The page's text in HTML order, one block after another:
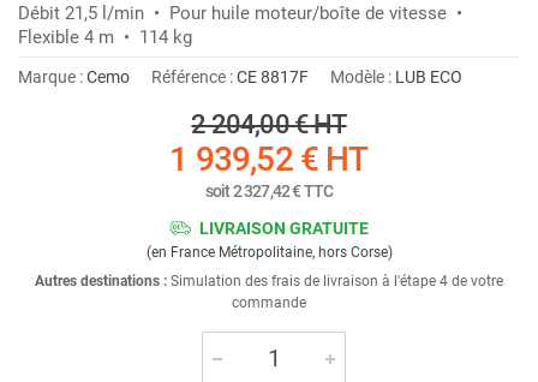
Débit 21,5 l/min • Pour huile moteur/boîte de vitesse •
Flexible 4 m • 114 kg
Marque :Cemo Référence :CE 8817F Modèle : LUB ECO
2 204,00 €HT
1 939,52 € HT
soit2 327,42 €TTC
LIVRAISON GRATUITE
(en France Métropolitaine, hors Corse)
Autres destinations : Simulation des frais de livraison à l'étape 4 de votre
commande